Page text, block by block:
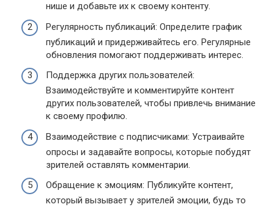
нише и добавьте их к своему контенту.
Регулярность публикаций: Определите график
публикаций и придерживайтесь его. Регулярные
обновления помогают поддерживать интерес.
Поддержка других пользователей:
Взаимодействуйте и комментируйте контент
других пользователей, чтобы привлечь внимание
к своему профилю.
Взаимодействие с подписчиками: Устраивайте
опросы и задавайте вопросы, которые побудят
зрителей оставлять комментарии.
Обращение к эмоциям: Публикуйте контент,
который вызывает у зрителей эмоции, будь то